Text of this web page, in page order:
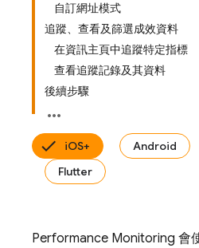
自訂網址模式
追蹤、查看及篩選成效資料
在資訊主頁中追蹤特定指標
查看追蹤記錄及其資料
後續步驟
iOS+ Android
Flutter
Performance Monitoring 會